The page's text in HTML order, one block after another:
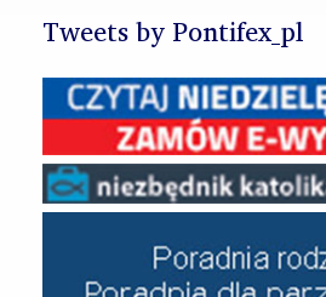
Tweets by Pontifex_pl